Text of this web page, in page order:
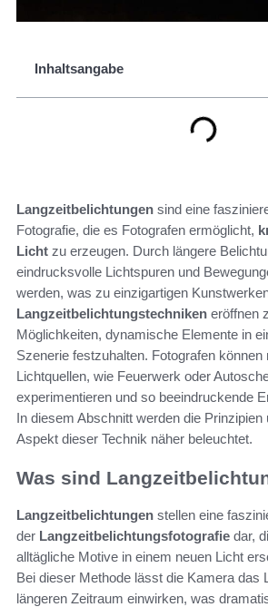
Inhaltsangabe
Langzeitbelichtungen sind eine
Fotografie, die es Fotografen ermöglicht,
Licht zu erzeugen. Durch längere
eindrucksvolle Lichtspuren und
werden, was zu einzigartigen
Langzeitbelichtungstechniken eröffnen
Möglichkeiten, dynamische Elemente in
Szenerie festzuhalten. Fotografen
Lichtquellen, wie Feuerwerk oder
experimentieren und so beeindruckende
In diesem Abschnitt werden die Prinzipien
Aspekt dieser Technik näher beleuchtet.
Was sind
Langzeitbelichtungen stellen eine
der Langzeitbelichtungsfotografie dar,
alltägliche Motive in einem neuen Licht
Bei dieser Methode lässt die Kamera das
längeren Zeitraum einwirken, was